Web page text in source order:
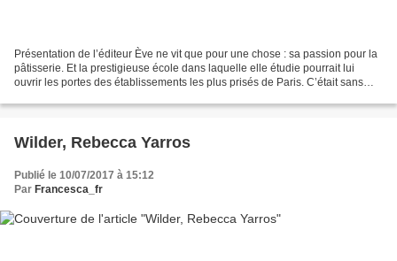
Présentation de l’éditeur Ève ne vit que pour une chose : sa passion pour la
pâtisserie. Et la prestigieuse école dans laquelle elle étudie pourrait lui
ouvrir les portes des établissements les plus prisés de Paris. C’était sans
Wilder, Rebecca Yarros
Publié le 10/07/2017 à 15:12
Par Francesca_fr